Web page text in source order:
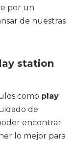
por un
de nuestras
station
como play
de
encontrar
lo mejor para